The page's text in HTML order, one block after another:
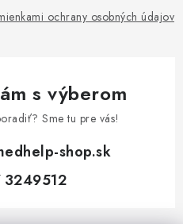
ochrany osobných údajov
s výberom
Sme tu pre vás!
shop.sk
3249512